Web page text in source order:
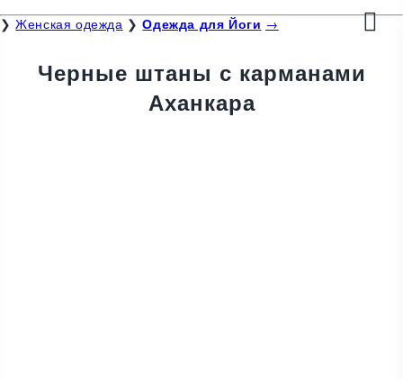
❯ Женская одежда ❯ Одежда для Йоги →
Черные штаны с карманами
Аханкара